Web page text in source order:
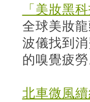
「美妝黑
全球美妝
波儀找到
的嗅覺疲
北車微風